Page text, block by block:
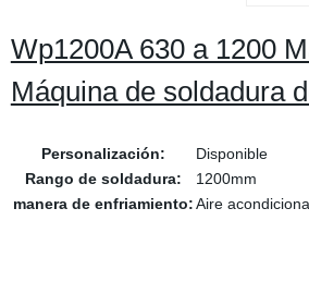
Wp1200A 630 a 1200
Máquina de soldadura
Personalización:
Disponible
Rango de soldadura:
1200mm
manera de enfriamiento:Aire